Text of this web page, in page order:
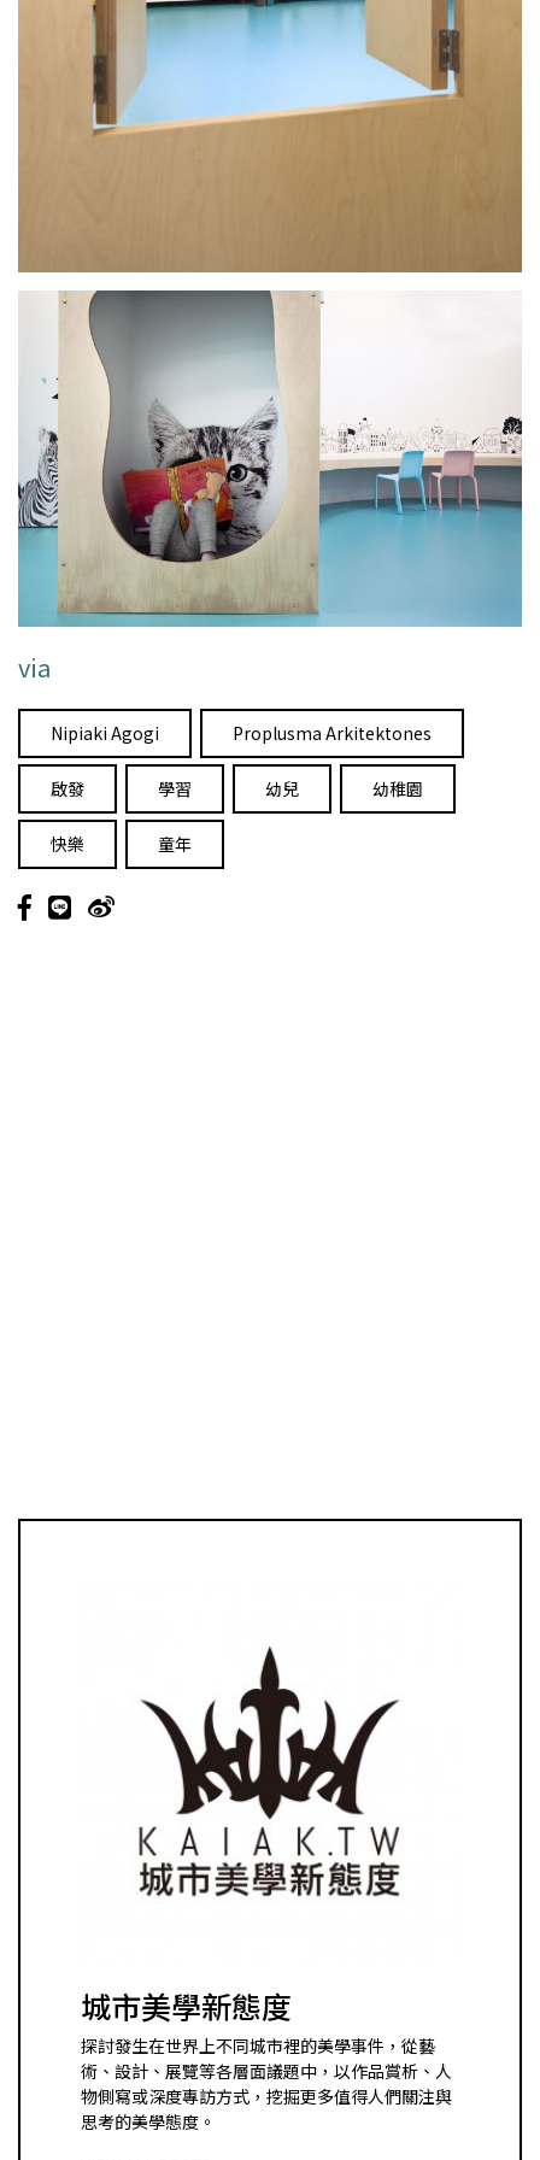
via
Nipiaki Agogi Proplusma Arkitektones
啟發 學習 幼兒 幼稚園
快樂 童年
城市美學新態度
探討發生在世界上不同城市裡的美學事件，從藝
術、設計、展覽等各層面議題中，以作品賞析、人
物側寫或深度專訪方式，挖掘更多值得人們關注與
思考的美學態度。